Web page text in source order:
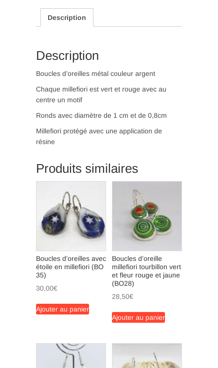
rouge
41)
Description
Description
Boucles d’oreilles métal couleur argent
Chaque millefiori est vert et rouge avec au
centre un motif
Ronds avec diamètre de 1 cm et de 0,8cm
Millefiori protégé avec une application de
résine
Produits similaires
Boucles d’oreilles avec
étoile en millefiori (BO
35)
30,00€
Ajouter au panier
Boucles d’oreille
millefiori tourbillon vert
et fleur rouge et jaune
(BO28)
28,50€
Ajouter au panier